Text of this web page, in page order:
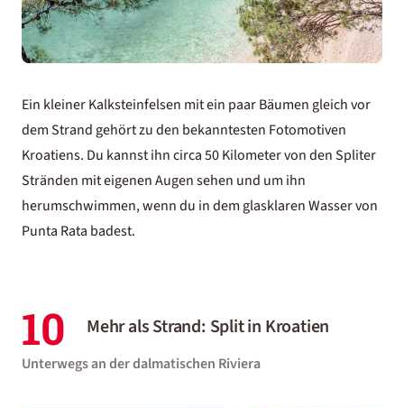
Ein kleiner Kalksteinfelsen mit ein paar Bäumen gleich vor
dem Strand gehört zu den bekanntesten Fotomotiven
Kroatiens. Du kannst ihn circa 50 Kilometer von den Spliter
Stränden mit eigenen Augen sehen und um ihn
herumschwimmen, wenn du in dem glasklaren Wasser von
Punta Rata badest.
10 Mehr als Strand: Split in Kroatien
Unterwegs an der dalmatischen Riviera